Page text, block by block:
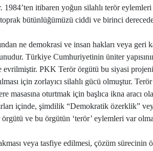
itibaren yoğun silahlı terör
bütünlüğümüzü ciddi ve birinci
ne demokrasi ve insan hakları veya geri
Türkiye Cumhuriyetinin üniter
PKK Terör örgütü bu siyasi
için zorlayıcı silahlı gücü olmuştur.
masasına oturtmak için başlıca ikna aracı
içinde, şimdilik “Demokratik özerklik”
ve bu örgütün ‘terör’ eylemleri var
veya tasfiye edilmesi, çözüm sürecinin